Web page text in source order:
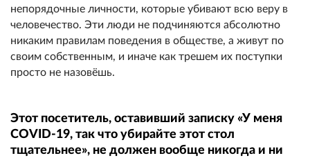
непорядочные личности, которые убивают всю веру в
человечество. Эти люди не подчиняются абсолютно
никаким правилам поведения в обществе, а живут по
своим собственным, и иначе как трешем их поступки
просто не назовёшь.
Этот посетитель, оставивший записку «У меня
COVID-19, так что убирайте этот стол
тщательнее», не должен вообще никогда и ни